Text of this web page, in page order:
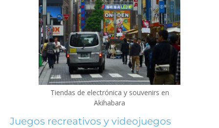
Tiendas de electrónica y souvenirs en
Akihabara
Juegos recreativos y videojuegos